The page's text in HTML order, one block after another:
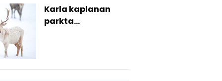
Karla kaplanan
parkta